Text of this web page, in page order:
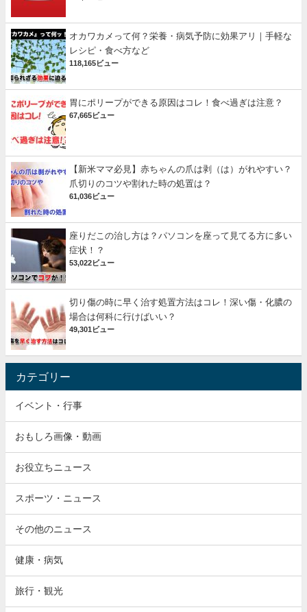
オカワカメって何？栄養・病気予防に効果アリ｜手軽な
レシピ・食べ方など
118,165ビュー
胃にポリープができる原因はコレ！食べ過ぎは注意？
67,665ビュー
【新米ママ必見】赤ちゃんの爪は剥（は）がれやすい？
爪切りのコツや割れた時の処置は？
61,036ビュー
座りだこの治し方は？パソコンを座って見てる方に多い
症状！？
53,022ビュー
切り傷の時に早く治す処置方法はコレ！深い傷・化膿の
場合は何科に行けばいい？
49,301ビュー
カテゴリー
イベント・行事
おもしろ画像・動画
お役立ちニュース
スポーツ・ニュース
その他のニュース
健康・病気
旅行・観光